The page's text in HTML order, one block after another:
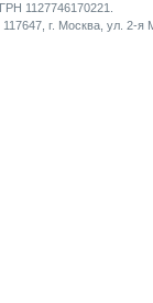
1127746170221.
г. Москва, ул. 2-я